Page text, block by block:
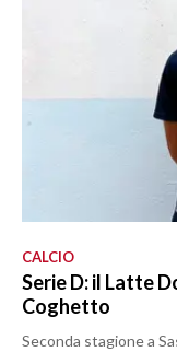
CALCIO
Serie D: il Latte
Coghetto
Seconda stagione a